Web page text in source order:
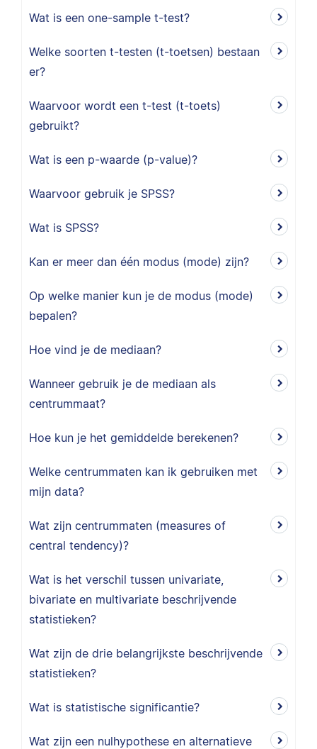
Wat is een one-sample t-test?
Welke soorten t-testen (t-toetsen) bestaan
er?
Waarvoor wordt een t-test (t-toets)
gebruikt?
Wat is een p-waarde (p-value)?
Waarvoor gebruik je SPSS?
Wat is SPSS?
Kan er meer dan één modus (mode) zijn?
Op welke manier kun je de modus (mode)
bepalen?
Hoe vind je de mediaan?
Wanneer gebruik je de mediaan als
centrummaat?
Hoe kun je het gemiddelde berekenen?
Welke centrummaten kan ik gebruiken met
mijn data?
Wat zijn centrummaten (measures of
central tendency)?
Wat is het verschil tussen univariate,
bivariate en multivariate beschrijvende
statistieken?
Wat zijn de drie belangrijkste beschrijvende
statistieken?
Wat is statistische significantie?
Wat zijn een nulhypothese en alternatieve